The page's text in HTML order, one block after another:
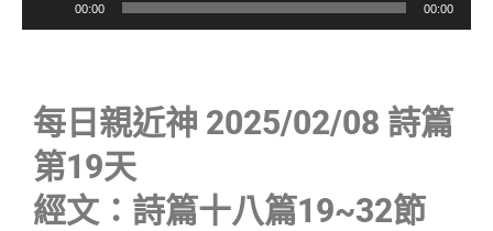
訊
00:00 00:00
每日親近神 2025/02/08 詩篇
第19天
經文：詩篇十八篇19~32節